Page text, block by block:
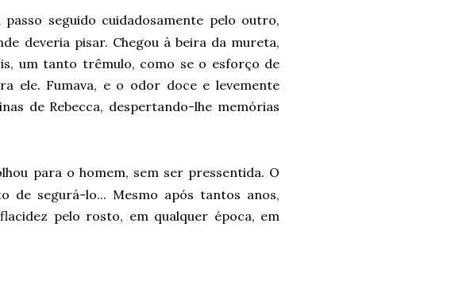
seguido cuidadosamente pelo outro,
deveria pisar. Chegou à beira da mureta,
um tanto trêmulo, como se o esforço de
ele. Fumava, e o odor doce e levemente
de Rebecca, despertando-lhe memórias
para o homem, sem ser pressentida. O
segurá-lo... Mesmo após tantos anos,
pelo rosto, em qualquer época, em